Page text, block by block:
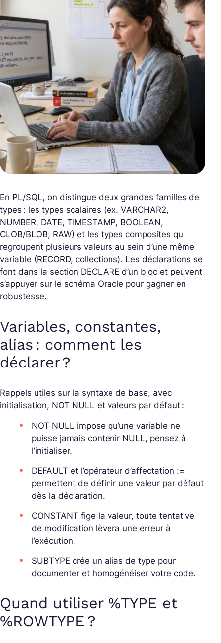
En PL/SQL, on distingue deux grandes familles de
types : les types scalaires (ex. VARCHAR2,
NUMBER, DATE, TIMESTAMP, BOOLEAN,
CLOB/BLOB, RAW) et les types composites qui
regroupent plusieurs valeurs au sein d’une même
variable (RECORD, collections). Les déclarations se
font dans la section DECLARE d’un bloc et peuvent
s’appuyer sur le schéma Oracle pour gagner en
robustesse.
Variables, constantes,
alias : comment les
déclarer ?
Rappels utiles sur la syntaxe de base, avec
initialisation, NOT NULL et valeurs par défaut :
NOT NULL impose qu’une variable ne
puisse jamais contenir NULL, pensez à
l’initialiser.
DEFAULT et l’opérateur d’affectation :=
permettent de définir une valeur par défaut
dès la déclaration.
CONSTANT fige la valeur, toute tentative
de modification lèvera une erreur à
l’exécution.
SUBTYPE crée un alias de type pour
documenter et homogénéiser votre code.
Quand utiliser %TYPE et
%ROWTYPE ?